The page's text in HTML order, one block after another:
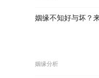
姻缘不知好与坏？
姻缘分析